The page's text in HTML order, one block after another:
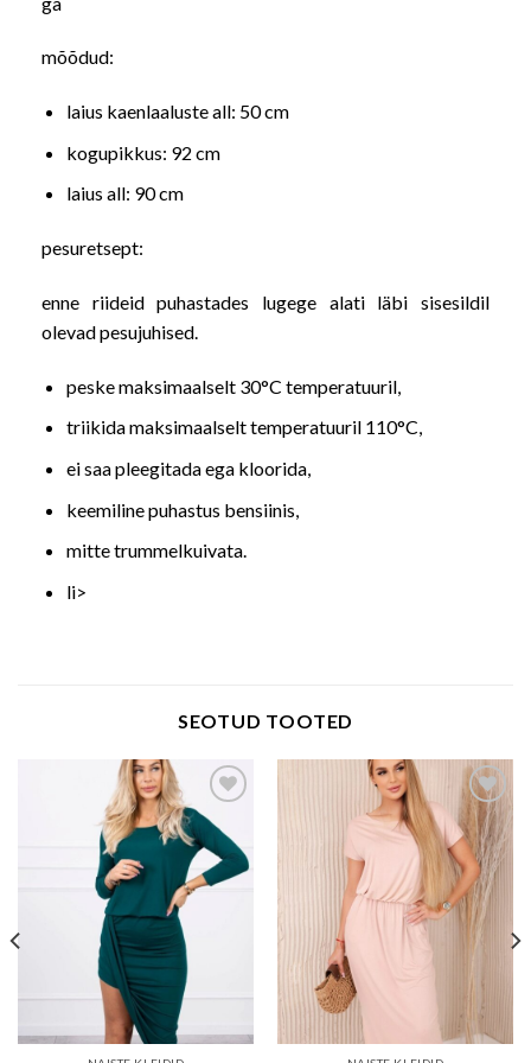
mõõdud:
laius kaenlaaluste all: 50 cm
kogupikkus: 92 cm
laius all: 90 cm
pesuretsept:
enne riideid puhastades lugege alati läbi sisesildil
olevad pesujuhised.
peske maksimaalselt 30°C temperatuuril,
triikida maksimaalselt temperatuuril 110°C,
ei saa pleegitada ega kloorida,
keemiline puhastus bensiinis,
mitte trummelkuivata.
li>
SEOTUD TOOTED
Add to wishlist Add to wishlist